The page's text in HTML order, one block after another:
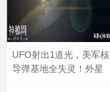
UFO射出1道光，美军核
导弹基地全失灵！外星